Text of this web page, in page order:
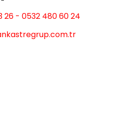
26 - 0532 480 60 24